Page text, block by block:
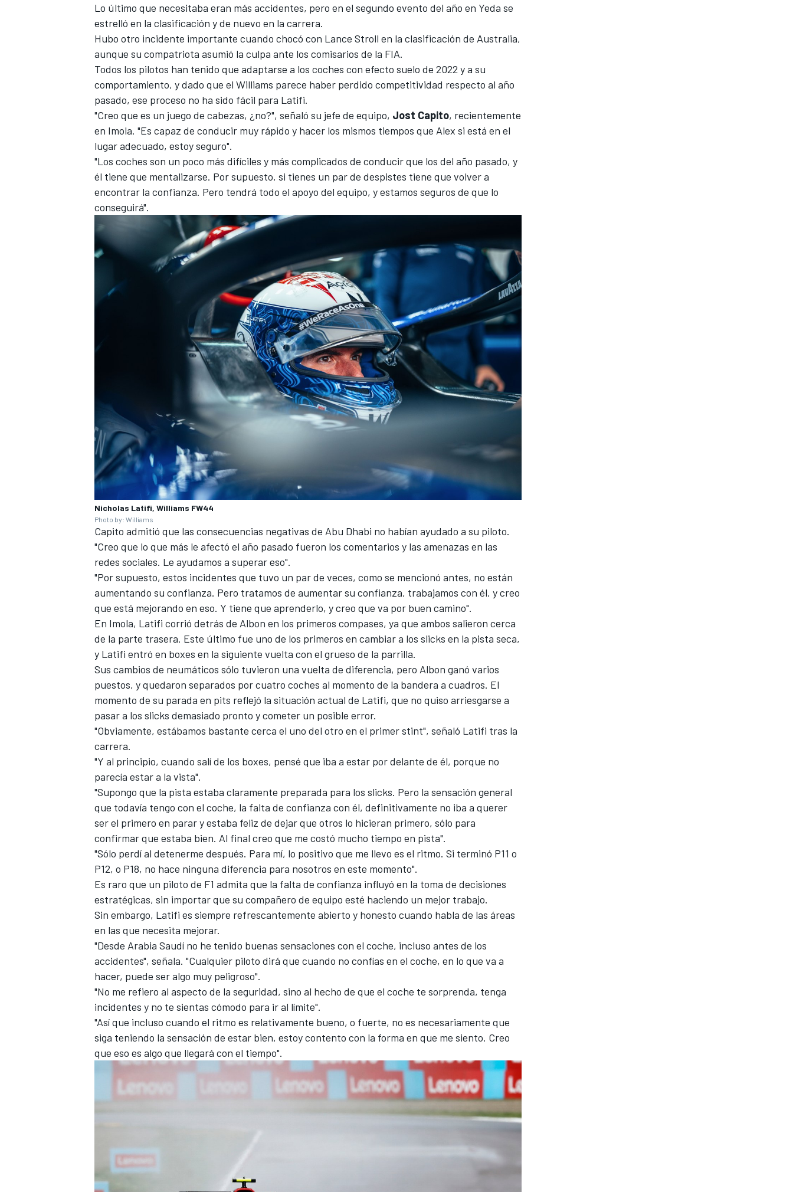
WRC
MÁS CATEGORÍAS
Lo último que necesitaba eran más accidentes, pero en el segundo evento del año en Yeda se
estrelló en la clasificación y de nuevo en la carrera.
Hubo otro incidente importante cuando chocó con Lance Stroll en la clasificación de Australia,
aunque su compatriota asumió la culpa ante los comisarios de la FIA.
Todos los pilotos han tenido que adaptarse a los coches con efecto suelo de 2022 y a su
comportamiento, y dado que el Williams parece haber perdido competitividad respecto al año
pasado, ese proceso no ha sido fácil para Latifi.
"Creo que es un juego de cabezas, ¿no?", señaló su jefe de equipo, Jost Capito, recientemente
en Imola. "Es capaz de conducir muy rápido y hacer los mismos tiempos que Alex si está en el
lugar adecuado, estoy seguro".
"Los coches son un poco más difíciles y más complicados de conducir que los del año pasado, y
él tiene que mentalizarse. Por supuesto, si tienes un par de despistes tiene que volver a
encontrar la confianza. Pero tendrá todo el apoyo del equipo, y estamos seguros de que lo
conseguirá".
Nicholas Latifi, Williams FW44
Photo by: Williams
Capito admitió que las consecuencias negativas de Abu Dhabi no habían ayudado a su piloto.
"Creo que lo que más le afectó el año pasado fueron los comentarios y las amenazas en las
redes sociales. Le ayudamos a superar eso".
"Por supuesto, estos incidentes que tuvo un par de veces, como se mencionó antes, no están
aumentando su confianza. Pero tratamos de aumentar su confianza, trabajamos con él, y creo
que está mejorando en eso. Y tiene que aprenderlo, y creo que va por buen camino".
En Imola, Latifi corrió detrás de Albon en los primeros compases, ya que ambos salieron cerca
de la parte trasera. Este último fue uno de los primeros en cambiar a los slicks en la pista seca,
y Latifi entró en boxes en la siguiente vuelta con el grueso de la parrilla.
Sus cambios de neumáticos sólo tuvieron una vuelta de diferencia, pero Albon ganó varios
puestos, y quedaron separados por cuatro coches al momento de la bandera a cuadros. El
momento de su parada en pits reflejó la situación actual de Latifi, que no quiso arriesgarse a
pasar a los slicks demasiado pronto y cometer un posible error.
"Obviamente, estábamos bastante cerca el uno del otro en el primer stint", señaló Latifi tras la
carrera.
"Y al principio, cuando salí de los boxes, pensé que iba a estar por delante de él, porque no
parecía estar a la vista".
"Supongo que la pista estaba claramente preparada para los slicks. Pero la sensación general
que todavía tengo con el coche, la falta de confianza con él, definitivamente no iba a querer
ser el primero en parar y estaba feliz de dejar que otros lo hicieran primero, sólo para
confirmar que estaba bien. Al final creo que me costó mucho tiempo en pista".
"Sólo perdí al detenerme después. Para mí, lo positivo que me llevo es el ritmo. Si terminó P11 o
P12, o P18, no hace ninguna diferencia para nosotros en este momento".
Es raro que un piloto de F1 admita que la falta de confianza influyó en la toma de decisiones
estratégicas, sin importar que su compañero de equipo esté haciendo un mejor trabajo.
Sin embargo, Latifi es siempre refrescantemente abierto y honesto cuando habla de las áreas
en las que necesita mejorar.
"Desde Arabia Saudí no he tenido buenas sensaciones con el coche, incluso antes de los
accidentes", señala. "Cualquier piloto dirá que cuando no confías en el coche, en lo que va a
hacer, puede ser algo muy peligroso".
"No me refiero al aspecto de la seguridad, sino al hecho de que el coche te sorprenda, tenga
incidentes y no te sientas cómodo para ir al límite".
"Así que incluso cuando el ritmo es relativamente bueno, o fuerte, no es necesariamente que
siga teniendo la sensación de estar bien, estoy contento con la forma en que me siento. Creo
que eso es algo que llegará con el tiempo".